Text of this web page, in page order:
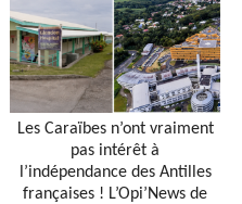
Les Caraïbes n’ont vraiment
pas intérêt à
l’indépendance des Antilles
françaises ! L’Opi’News de